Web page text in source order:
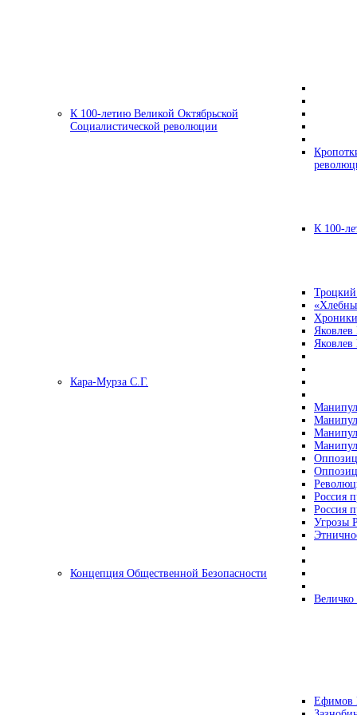
К 100-летию Великой Октябрьской
Социалистической революции
К 100-
Кара-Мурза С.Г.
Россия
Россия
Угрозы
Концепция Общественной Безопасности
Ефимов